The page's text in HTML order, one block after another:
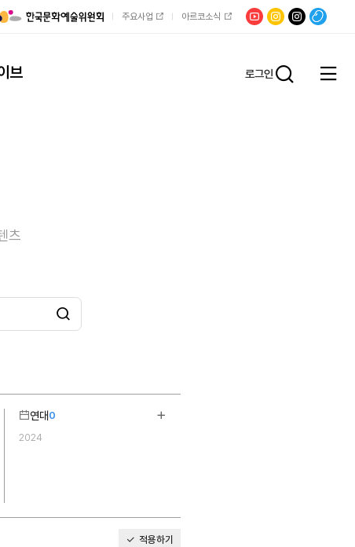
주요사업 아르코소식 유튜브문학광장채널문장
팟빵
브 로그인
전체
츠
연대0
2024
적용하기